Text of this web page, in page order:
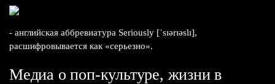
- английская аббревиатура Seriously [ˈsɪərɪəslɪ],
расшифровывается как «серьезно».
Медиа о поп-культуре, жизни в